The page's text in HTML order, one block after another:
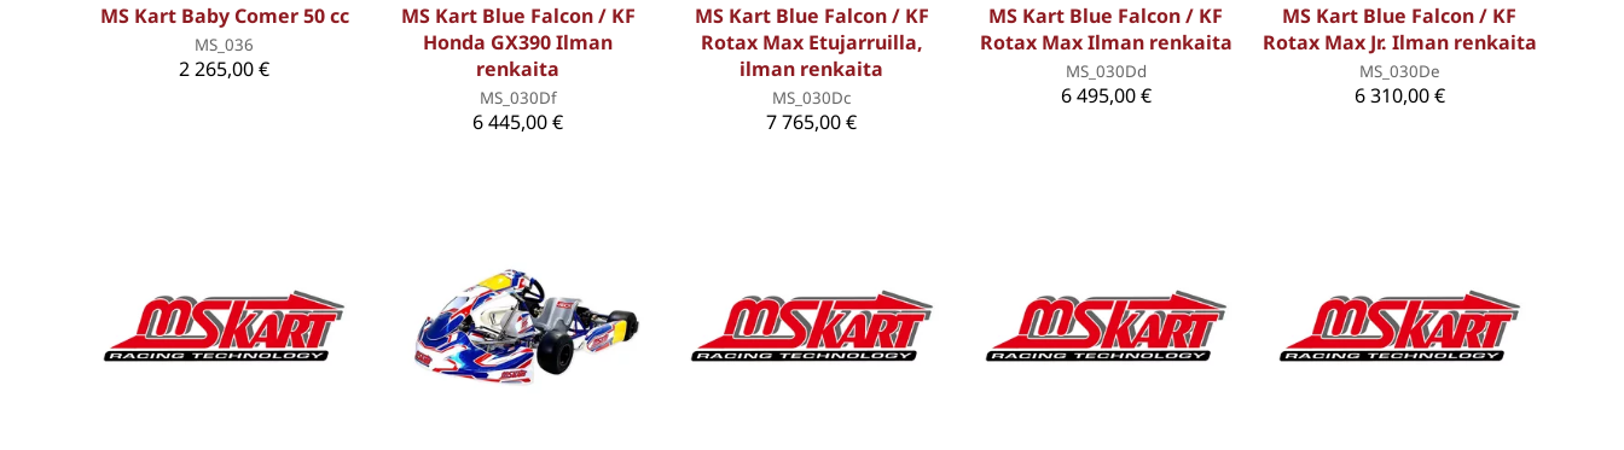
MS Kart Baby Comer 50 cc
MS_036
2 265,00 €
MS Kart Blue Falcon / KF
Honda GX390 Ilman
renkaita
MS_030Df
6 445,00 €
MS Kart Blue Falcon / KF
Rotax Max Etujarruilla,
ilman renkaita
MS_030Dc
7 765,00 €
MS Kart Blue Falcon / KF
Rotax Max Ilman renkaita
MS_030Dd
6 495,00 €
MS Kart Blue Falcon / KF
Rotax Max Jr. Ilman renkaita
MS_030De
6 310,00 €